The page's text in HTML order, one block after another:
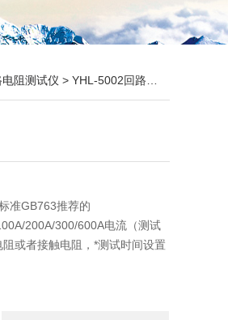
电阻测试仪 > YHL-5002回路电阻测试仪
准GB763推荐的
200A/300/600A电流（测试
或者接触电阻，*测试时间设置